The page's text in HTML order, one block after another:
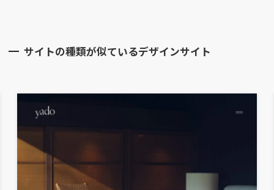
サイトの種類が似ているデザインサイト